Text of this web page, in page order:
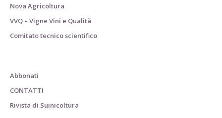
Nova Agricoltura
VVQ – Vigne Vini e Qualità
Comitato tecnico scientifico
Abbonati
CONTATTI
Rivista di Suinicoltura